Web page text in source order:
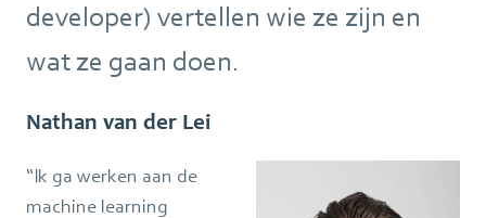
developer) vertellen wie ze zijn en
wat ze gaan doen.
Nathan van der Lei
“Ik ga werken aan de
machine learning